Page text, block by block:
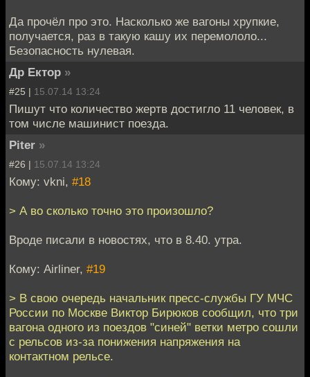
Да прочёл про это. Насколько же вагоны хрупкие,
получается, раз в такую кашу их перемололо...
Безопасность нулевая.
Др Ектор »
#25 | 15.07.14 13:24
Пишут что количество жертв достигло 11 человек, в
том числе машинист поезда.
Piter »
#26 | 15.07.14 13:24
Кому: vkni, #18
> А во сколько точно это произошло?
Вроде писали в новостях, что в 8.40. утра.
Кому: Airliner, #19
> В свою очередь начальник пресс-службы ГУ МЧС
России по Москве Виктор Бирюков сообщил, что три
вагона одного из поездов "синей" ветки метро сошли
с рельсов из-за понижения напряжения на
контактном рельсе.